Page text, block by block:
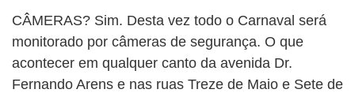
CÂMERAS? Sim. Desta vez todo o Carnaval será
monitorado por câmeras de segurança. O que
acontecer em qualquer canto da avenida Dr.
Fernando Arens e nas ruas Treze de Maio e Sete de